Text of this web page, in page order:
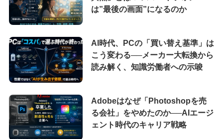
は”最後の画面”になるのか
AI時代、PCの「買い替え基準」は
こう変わる──メーカー大転換から
読み解く、知識労働者への示唆
Adobeはなぜ「Photoshopを売
る会社」をやめたのか──AIエージ
ェント時代のキャリア戦略